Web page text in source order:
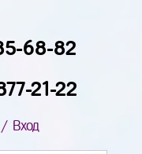
68-82
21-22
Вход